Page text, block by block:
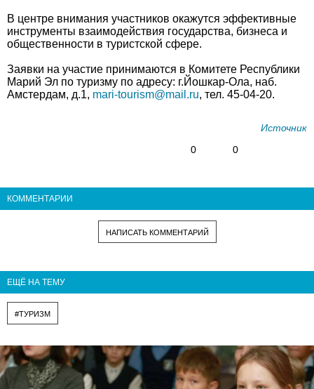
В центре внимания участников окажутся эффективные
инструменты взаимодействия государства, бизнеса и
общественности в туристской сфере.
Заявки на участие принимаются в Комитете Республики
Марий Эл по туризму по адресу: г.Йошкар-Ола, наб.
Амстердам, д.1, mari-tourism@mail.ru, тел. 45-04-20.
Источник
0
0
КОММЕНТАРИИ
НАПИСАТЬ КОММЕНТАРИЙ
ЕЩЁ НА ТЕМУ
#ТУРИЗМ